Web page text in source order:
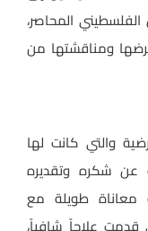
المحاصر،
ومناقشتها من
والتي كانت لها
عن شكره وتقديره
معاناة طويلة مع
قدمت علاجاً شافياً،